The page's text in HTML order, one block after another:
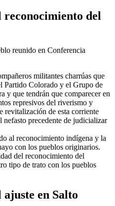
reconocimiento del
reunido en Conferencia
militantes charrúas que
Partido Colorado y el Grupo de
y que tendrán que comparecer en
represivos del riverismo y
revitalización de esta corriente
precedente de judicializar
al reconocimiento indígena y la
con los pueblos originarios.
del reconocimiento del
tipo de trato con los pueblos
en Salto